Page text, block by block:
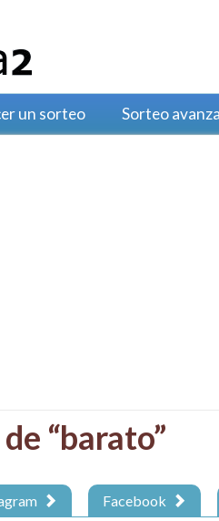
un sorteo Sorteo
“barato”
Facebook